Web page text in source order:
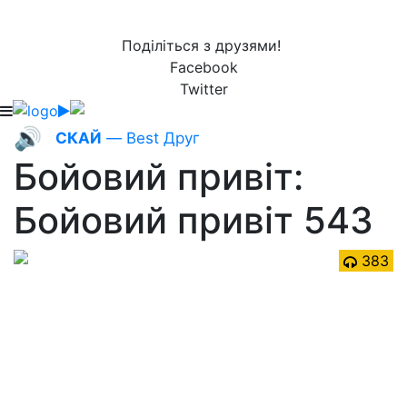
Поділіться з друзями!
Facebook
Twitter
🔊 СКАЙ — Best Друг
Бойовий привіт:
Бойовий привіт 543
383